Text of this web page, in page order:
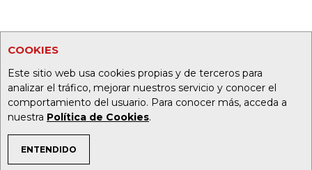
COOKIES
Este sitio web usa cookies propias y de terceros para
analizar el tráfico, mejorar nuestros servicio y conocer el
comportamiento del usuario. Para conocer más, acceda a
nuestra Política de Cookies.
ENTENDIDO
TEMAS DE INTERÉS